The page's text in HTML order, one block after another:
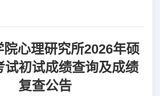
院心理研究所2026年硕
试初试成绩查询及成绩
复查公告